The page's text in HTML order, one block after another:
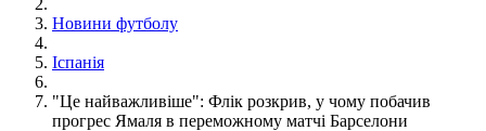
Новини футболу
Іспанія
"Це найважливіше": Флік розкрив, у чому побачив
прогрес Ямаля в переможному матчі Барселони